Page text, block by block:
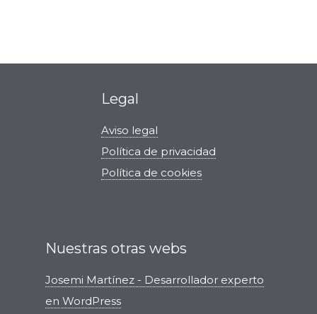
Legal
Aviso legal
Política de privacidad
Política de cookies
Nuestras otras webs
Josemi Martínez - Desarrollador experto
en WordPress